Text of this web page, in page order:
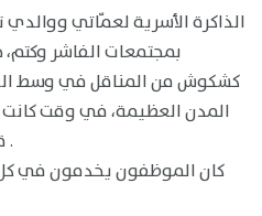
الذاكرة الأسرية لعمّاتي
بمجتمعات الفاشر
كشكوش من المناقل في وسط
المدن العظيمة، في وقت كانت
قبل أن تدمرها إنقاذ سناء حمد .
كان الموظفون يخدمون في كل